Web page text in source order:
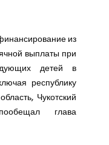
из
выплаты при
детей в
республику
Чукотский
глава